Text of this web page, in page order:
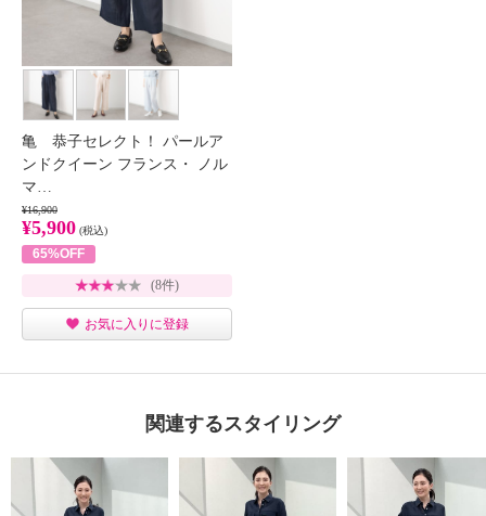
亀 恭子セレクト！ パールア
ンドクイーン フランス・ ノル
マ…
¥16,900
¥5,900 (税込)
65%OFF
(8件)
お気に入りに登録
関連するスタイリング